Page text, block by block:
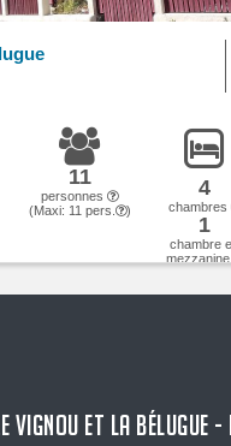
11
personnes
(Maxi: 11 pers. )
4
chambres
1
chambre
mezzanine
VIGNOU ET LA BÉLUGUE